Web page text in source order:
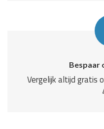
Bespaar
Vergelijk altijd gratis